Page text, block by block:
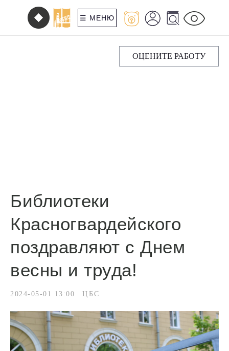
☰ МЕНЮ
ОЦЕНИТЕ РАБОТУ
Библиотеки
Красногвардейского
поздравляют с Днем
весны и труда!
2024-05-01 13:00 ЦБС